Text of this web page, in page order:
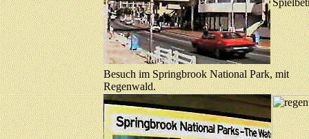
Besuch im Springbrook National Park, mit
Regenwald.